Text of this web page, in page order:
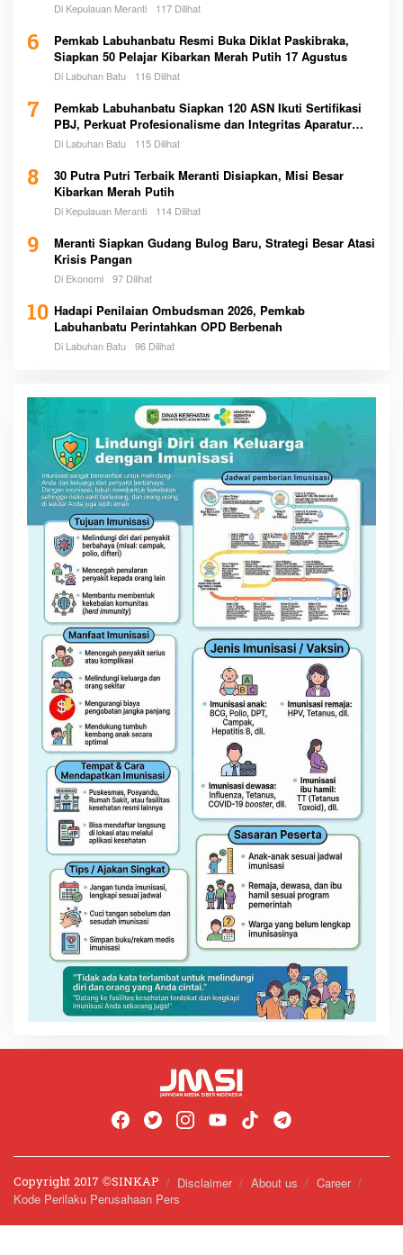
Di Kepulauan Meranti 117 Dilihat
6
Pemkab Labuhanbatu Resmi Buka Diklat Paskibraka,
Siapkan 50 Pelajar Kibarkan Merah Putih 17 Agustus
Di Labuhan Batu 116 Dilihat
7
Pemkab Labuhanbatu Siapkan 120 ASN Ikuti Sertifikasi
PBJ, Perkuat Profesionalisme dan Integritas Aparatur
Pemerintah
Di Labuhan Batu 115 Dilihat
8
30 Putra Putri Terbaik Meranti Disiapkan, Misi Besar
Kibarkan Merah Putih
Di Kepulauan Meranti 114 Dilihat
9
Meranti Siapkan Gudang Bulog Baru, Strategi Besar Atasi
Krisis Pangan
Di Ekonomi 97 Dilihat
10 Hadapi Penilaian Ombudsman 2026, Pemkab
Labuhanbatu Perintahkan OPD Berbenah
Di Labuhan Batu 96 Dilihat
Copyright 2017 ©️SINKAP Disclaimer About us
Career
Kode Perilaku Perusahaan Pers